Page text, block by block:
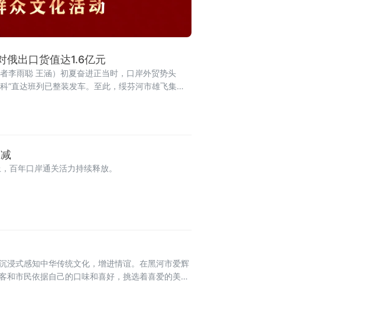
俄出口货值达1.6亿元
李雨聪 王涵）初夏奋进正当时，口岸外贸势头
直达班列已整装发车。至此，绥芬河市雄飞集团6
百年口岸通关活力持续释放。
浸式感知中华传统文化，增进情谊。在黑河市爱辉
和市民依据自己的口味和喜好，挑选着喜爱的美